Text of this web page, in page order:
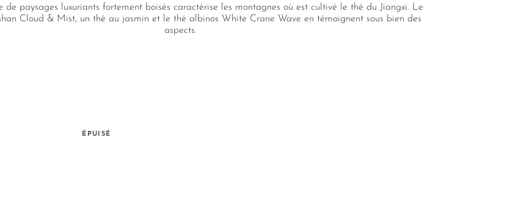
de paysages luxuriants fortement boisés caractérise les montagnes où est cultivé le thé du Jiangxi. Le
Cloud & Mist, un thé au jasmin et le thé albinos White Crane Wave en témoignent sous bien des
aspects.
ÉPUISÉ